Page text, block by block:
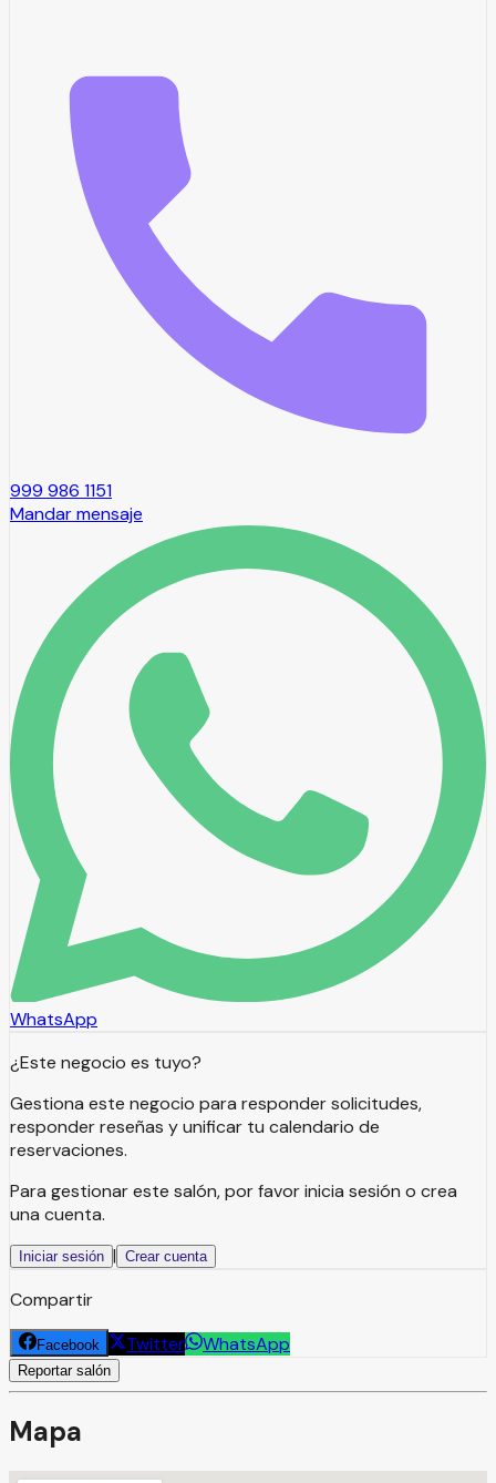
999 986 1151
Mandar mensaje
WhatsApp
¿Este negocio es tuyo?
Gestiona este negocio para responder solicitudes,
responder reseñas y unificar tu calendario de
reservaciones.
Para gestionar este salón, por favor inicia sesión o crea
una cuenta.
Iniciar sesión | Crear cuenta
Compartir
Facebook Twitter WhatsApp
Reportar salón
Mapa